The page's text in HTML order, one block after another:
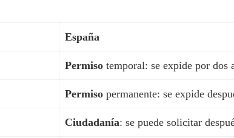
España
Permiso temporal: se expide por dos
Permiso permanente: se expide
Ciudadanía: se puede solicitar